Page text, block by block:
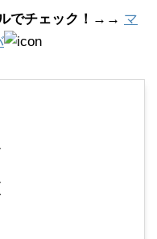
でチェック！→→ マ